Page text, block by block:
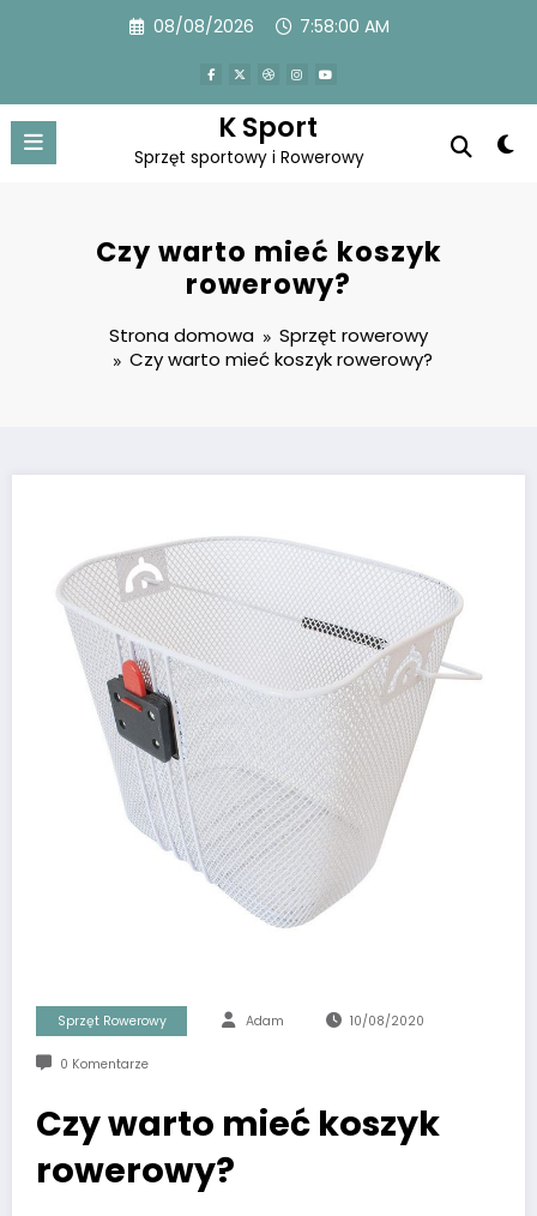
08/08/2026 7:58:01 AM
K Sport
Sprzęt sportowy i Rowerowy
Czy warto mieć koszyk
rowerowy?
Strona domowa
Sprzęt rowerowy
Czy warto mieć koszyk rowerowy?
Sprzęt Rowerowy Adam 10/08/2020
0 Komentarze
Czy warto mieć koszyk
rowerowy?